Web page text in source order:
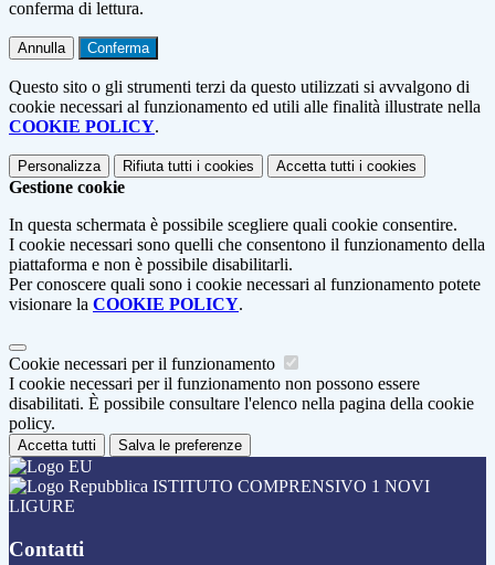
conferma di lettura.
Annulla Conferma
Questo sito o gli strumenti terzi da questo utilizzati si avvalgono di
cookie necessari al funzionamento ed utili alle finalità illustrate nella
COOKIE POLICY.
Personalizza Rifiuta tutti i cookies Accetta tutti i cookies
Gestione cookie
In questa schermata è possibile scegliere quali cookie consentire.
I cookie necessari sono quelli che consentono il funzionamento della
piattaforma e non è possibile disabilitarli.
Per conoscere quali sono i cookie necessari al funzionamento potete
visionare la COOKIE POLICY.
Cookie necessari per il funzionamento
I cookie necessari per il funzionamento non possono essere
disabilitati. È possibile consultare l'elenco nella pagina della cookie
policy.
Accetta tutti Salva le preferenze
ISTITUTO COMPRENSIVO 1 NOVI
LIGURE
Contatti